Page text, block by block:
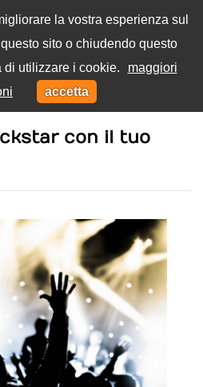
la vostra esperienza sul
sito o chiudendo questo
di utilizzare i cookie.
maggiori
accetta
con il tuo